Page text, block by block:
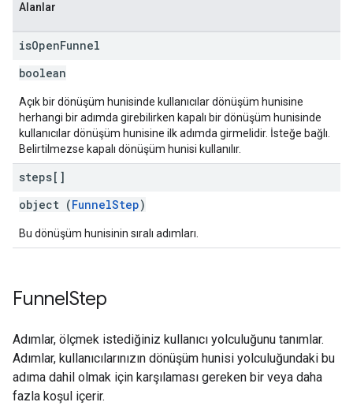
Alanlar
isOpenFunnel
boolean
Açık bir dönüşüm hunisinde kullanıcılar dönüşüm hunisine
herhangi bir adımda girebilirken kapalı bir dönüşüm hunisinde
kullanıcılar dönüşüm hunisine ilk adımda girmelidir. İsteğe bağlı.
Belirtilmezse kapalı dönüşüm hunisi kullanılır.
steps[]
object (FunnelStep)
Bu dönüşüm hunisinin sıralı adımları.
FunnelStep
Adımlar, ölçmek istediğiniz kullanıcı yolculuğunu tanımlar.
Adımlar, kullanıcılarınızın dönüşüm hunisi yolculuğundaki bu
adıma dahil olmak için karşılaması gereken bir veya daha
fazla koşul içerir.